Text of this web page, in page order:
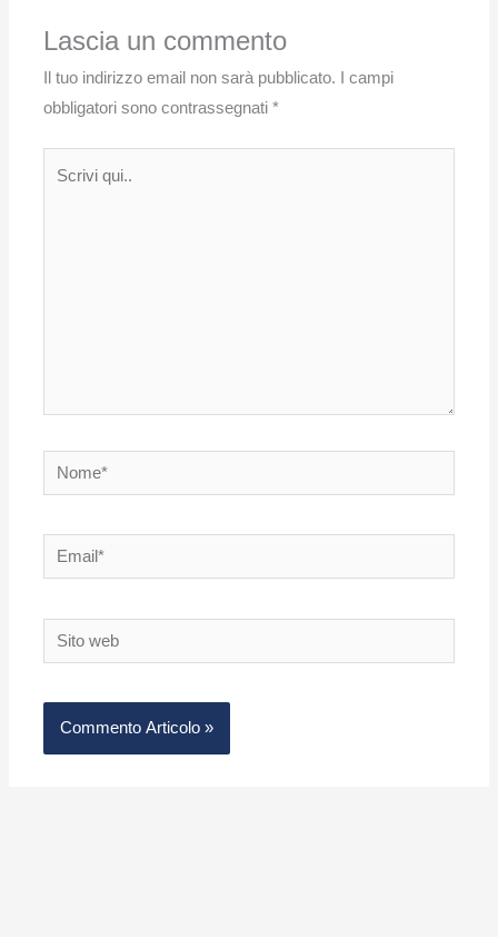
Lascia un commento
Il tuo indirizzo email non sarà pubblicato.
I campi
obbligatori sono contrassegnati*
Nome*
Email*
Sito
web